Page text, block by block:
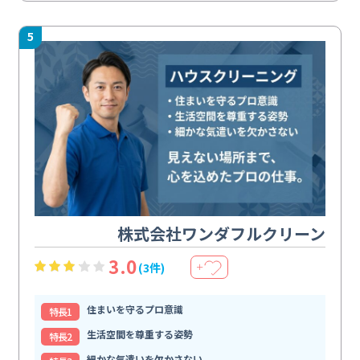
5
株式会社ワンダフルクリーン
3.0(3件) ＋
特⻑1
住まいを守るプロ意識
特⻑2
生活空間を尊重する姿勢